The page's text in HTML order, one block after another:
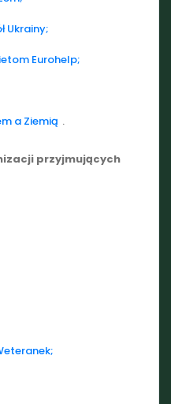
Ukrainy;
Eurohelp;
a Ziemią .
przyjmujących